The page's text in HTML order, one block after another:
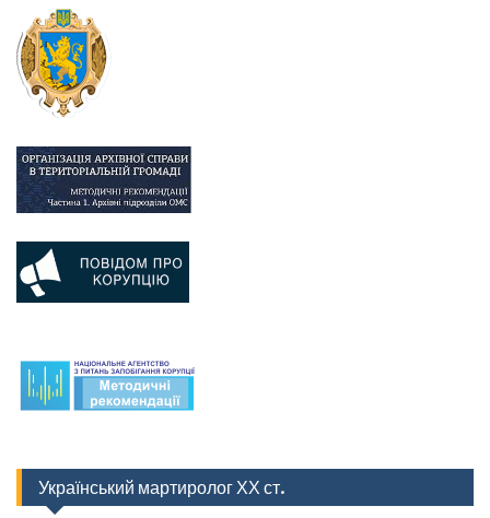
Український мартиролог ХХ ст.